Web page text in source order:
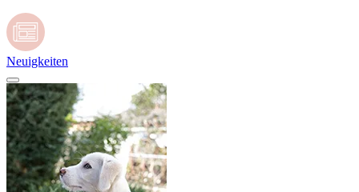
Neuigkeiten